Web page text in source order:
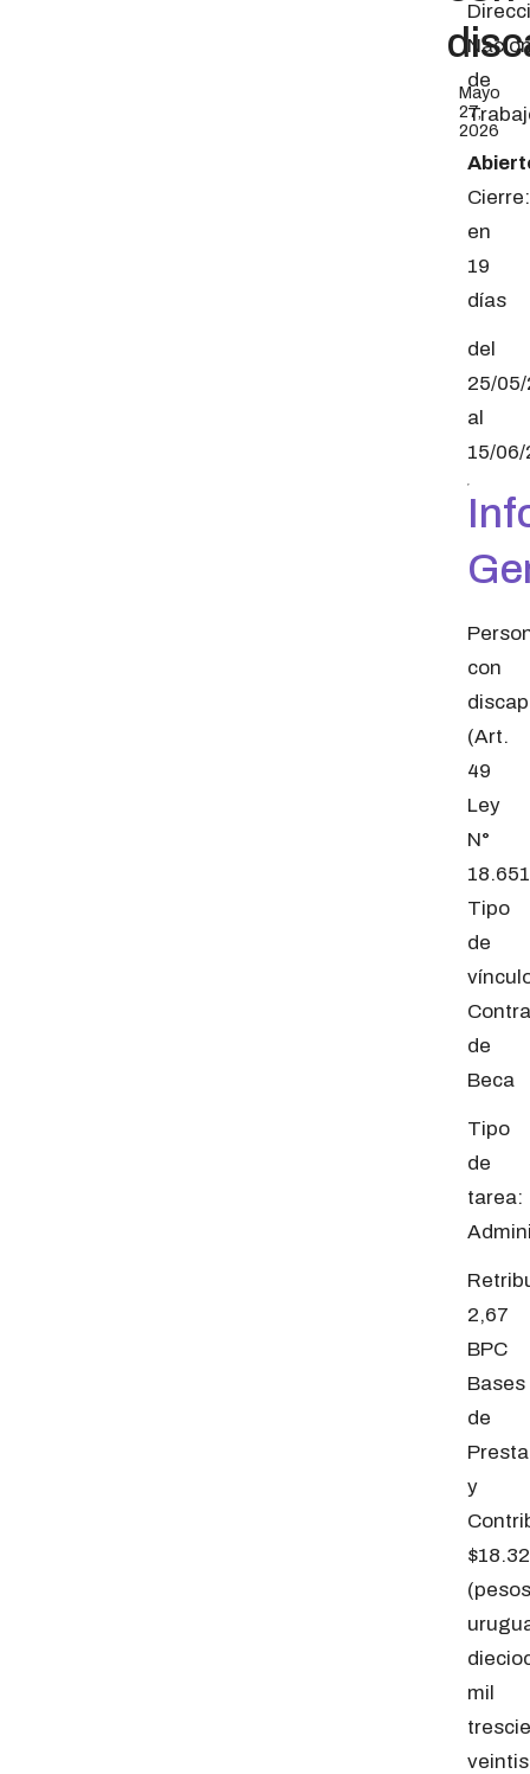
Mayo
27,
2026
de
Cierre:
en
19
días
del
25/
al
15/
con
(Art.
49
Ley
N°
Tipo
de
de
Beca
Tipo
de
tarea:
2,67
BPC
Bases
de
y
(pesos
mil